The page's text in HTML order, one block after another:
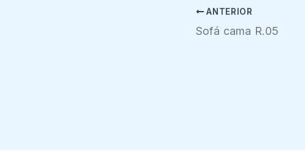
ANTERIOR
Sofá cama R.05